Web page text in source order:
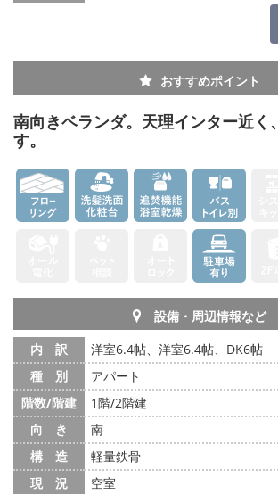
おすすめポイント
南向きベランダ。天理インター近く
す。
設備・周辺情報など
内 訳
洋室6.4帖、洋室6.4帖、DK6帖
種 別
アパート
階数/階建
1階/2階建
向 き
南
構 造
軽量鉄骨
現 況
空室